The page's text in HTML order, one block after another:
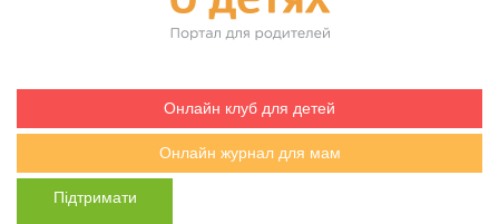
Онлайн клуб для детей
Онлайн журнал для мам
Підтримати